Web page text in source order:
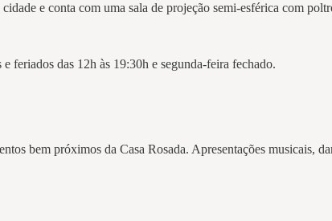
e conta com uma sala de projeção semi-esférica com
feriados das 12h às 19:30h e segunda-feira fechado.
bem próximos da Casa Rosada. Apresentações musicais,